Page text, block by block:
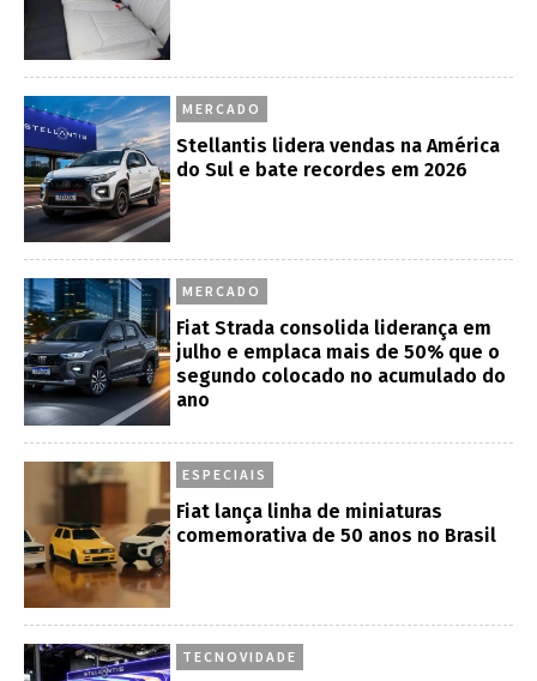
MERCADO
Stellantis lidera vendas na América
do Sul e bate recordes em 2026
MERCADO
Fiat Strada consolida liderança em
julho e emplaca mais de 50% que o
segundo colocado no acumulado do
ano
ESPECIAIS
Fiat lança linha de miniaturas
comemorativa de 50 anos no Brasil
TECNOVIDADE